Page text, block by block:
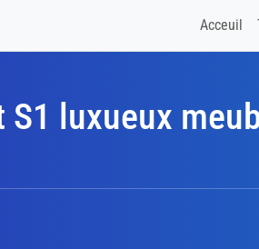
Acceuil
luxueux